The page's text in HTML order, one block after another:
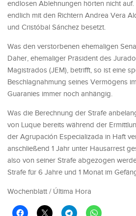
endlosen Ablehnungen hörten nicht
endlich mit den Richtern Andrea Vera
und Cristóbal Sánchez besetzt.
Was den verstorbenen ehemaligen
Daher, ehemaliger Präsident des
Magistrados (JEM), betrifft, so ist eine
Beschlagnahmung seines Vermögens
Guaranies immer noch anhängig.
Was die Berechnung der Strafe
von Luque bereits während der
der Agrupación Especializada in Haft
anschließend 1 Jahr unter Hausarrest
also von seiner Strafe abgezogen
Strafe für 6 Jahre und 1 Monat im
Wochenblatt / Última Hora